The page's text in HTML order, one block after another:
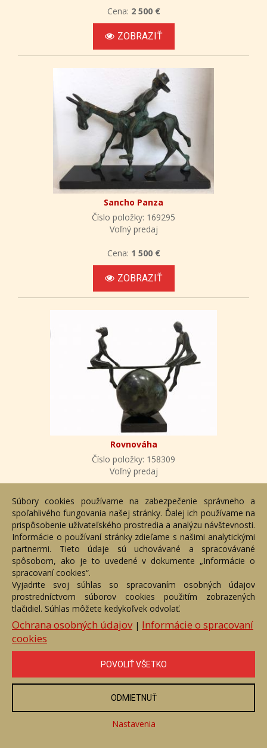
Cena: 2 500 €
ZOBRAZIŤ
Sancho Panza
Číslo položky: 169295
Voľný predaj
Cena: 1 500 €
ZOBRAZIŤ
Rovnováha
Číslo položky: 158309
Voľný predaj
1 600 €
ZOBRAZIŤ
Pokušenie
Číslo položky: 110542
Voľný predaj
Súbory cookies používame na zabezpečenie správneho a
spoľahlivého fungovania našej stránky. Ďalej ich používame na
prispôsobenie užívateľského prostredia a analýzu návštevnosti.
Informácie o používaní stránky zdieľame s našimi analytickými
partnermi. Tieto údaje sú uchovávané a spracovávané
spôsobom, ako je to uvedené v dokumente „Informácie o
spracovaní cookies“.
Vyjadrite svoj súhlas so spracovaním osobných údajov
prostredníctvom súborov cookies použitím zobrazených
tlačidiel. Súhlas môžete kedykoľvek odvolať.
Ochrana osobných údajov| Informácie o spracovaní
cookies
POVOLIŤ VŠETKO
ODMIETNUŤ
Nastavenia